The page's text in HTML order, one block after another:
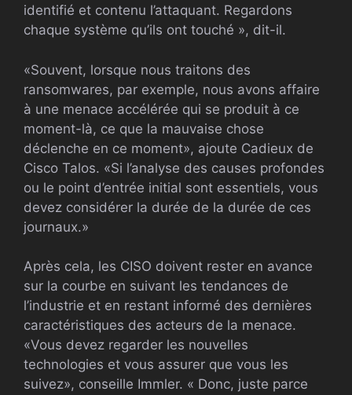
identifié et contenu l’attaquant. Regardons
chaque système qu’ils ont touché », dit-il.
«Souvent, lorsque nous traitons des
ransomwares, par exemple, nous avons affaire
à une menace accélérée qui se produit à ce
moment-là, ce que la mauvaise chose
déclenche en ce moment», ajoute Cadieux de
Cisco Talos. «Si l’analyse des causes profondes
ou le point d’entrée initial sont essentiels, vous
devez considérer la durée de la durée de ces
journaux.»
Après cela, les CISO doivent rester en avance
sur la courbe en suivant les tendances de
l’industrie et en restant informé des dernières
caractéristiques des acteurs de la menace.
«Vous devez regarder les nouvelles
technologies et vous assurer que vous les
suivez», conseille Immler. « Donc, juste parce